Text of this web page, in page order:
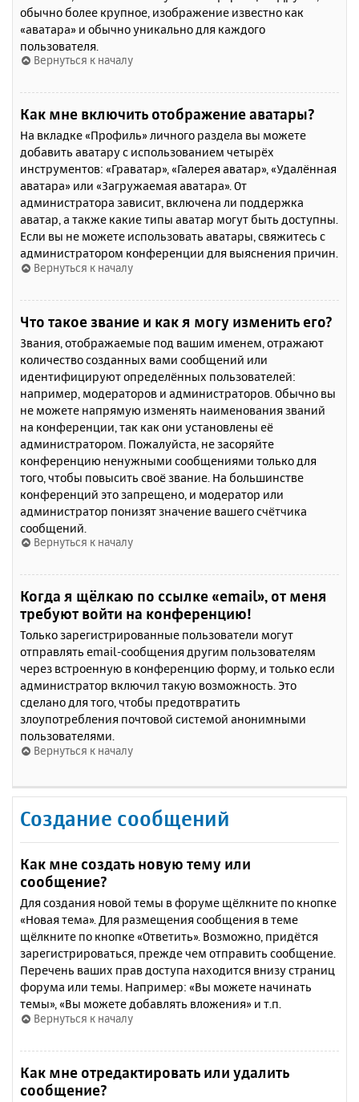
обычно более крупное, изображение известно как
«аватара» и обычно уникально для каждого
пользователя.
Вернуться к началу
Как мне включить отображение аватары?
На вкладке «Профиль» личного раздела вы можете
добавить аватару с использованием четырёх
инструментов: «Граватар», «Галерея аватар», «Удалённая
аватара» или «Загружаемая аватара». От
администратора зависит, включена ли поддержка
аватар, а также какие типы аватар могут быть доступны.
Если вы не можете использовать аватары, свяжитесь с
администратором конференции для выяснения причин.
Вернуться к началу
Что такое звание и как я могу изменить его?
Звания, отображаемые под вашим именем, отражают
количество созданных вами сообщений или
идентифицируют определённых пользователей:
например, модераторов и администраторов. Обычно вы
не можете напрямую изменять наименования званий
на конференции, так как они установлены её
администратором. Пожалуйста, не засоряйте
конференцию ненужными сообщениями только для
того, чтобы повысить своё звание. На большинстве
конференций это запрещено, и модератор или
администратор понизят значение вашего счётчика
сообщений.
Вернуться к началу
Когда я щёлкаю по ссылке «email», от меня
требуют войти на конференцию!
Только зарегистрированные пользователи могут
отправлять email-сообщения другим пользователям
через встроенную в конференцию форму, и только если
администратор включил такую возможность. Это
сделано для того, чтобы предотвратить
злоупотребления почтовой системой анонимными
пользователями.
Вернуться к началу
Создание сообщений
Как мне создать новую тему или
сообщение?
Для создания новой темы в форуме щёлкните по кнопке
«Новая тема». Для размещения сообщения в теме
щёлкните по кнопке «Ответить». Возможно, придётся
зарегистрироваться, прежде чем отправить сообщение.
Перечень ваших прав доступа находится внизу страниц
форума или темы. Например: «Вы можете начинать
темы», «Вы можете добавлять вложения» и т.п.
Вернуться к началу
Как мне отредактировать или удалить
сообщение?